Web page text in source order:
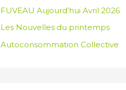
FUVEAU Aujourd’hui Avril 2026
Les Nouvelles du printemps
Autoconsommation Collective